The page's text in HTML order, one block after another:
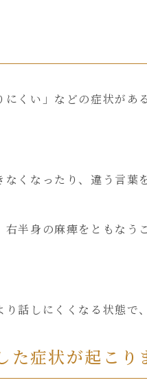
にくい」などの症状が
なくなったり、違う言
半身の麻痺をともなう
話しにくくなる状態で
た症状が起こり